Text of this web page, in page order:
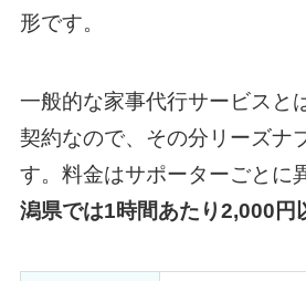
形です。
一般的な家事代行サービスと
契約なので、その分リーズナ
す。料金はサポーターごとに
潟県では1時間あたり2,000円